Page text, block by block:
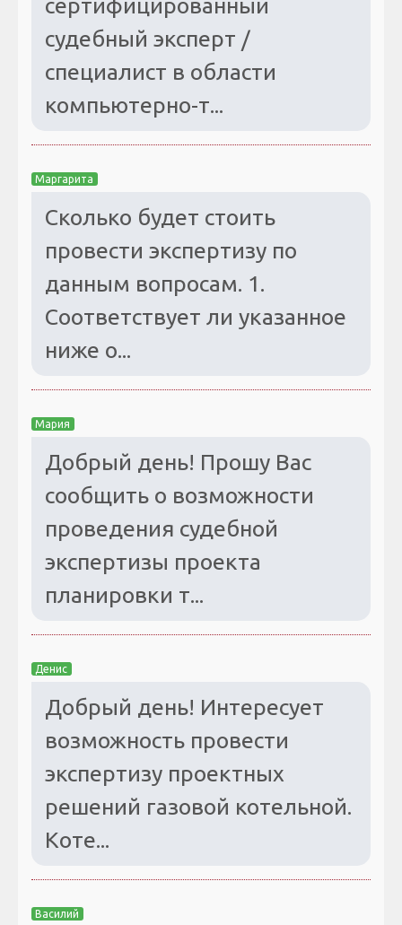
судебный эксперт /
специалист в области
компьютерно-т...
Маргарита
Сколько будет стоить
провести экспертизу по
данным вопросам. 1.
Соответствует ли указанное
ниже о...
Мария
Добрый день! Прошу Вас
сообщить о возможности
проведения судебной
экспертизы проекта
планировки т...
Денис
Добрый день! Интересует
возможность провести
экспертизу проектных
решений газовой котельной.
Коте...
Василий